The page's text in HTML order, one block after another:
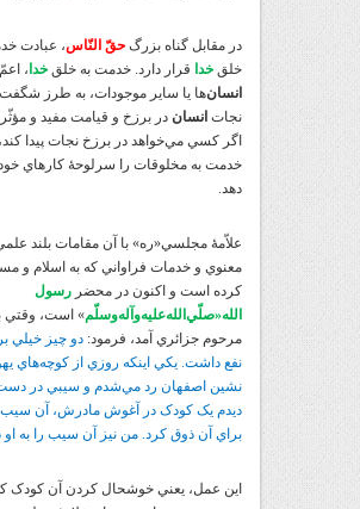
در مقابل گناه بزرگحقّ النّاس، عبادت
خلقخدا قرار دارد. خدمت به خلقخدا ،
انسان‌ها يا ساير موجودات، به طرز
نجات انسان در برزخ و قيامت مفيد و
اگر کسي مي‌خواهد در برزخ نجات پيدا کند،
خدمت به مخلوقات را سرلوحۀ کارهاي خود
دهد.
علاّمۀ مجلسي«ره» با آن مقامات بلند
معنوي و خدمات فراواني که به اسلام و
کرده است و اکنون در محضررسول
الله«صلّي‌الله‌عليه‌و‌آله‌و‌سلّم» است، وقتي
مرحوم جزائري آمد، فرمود:دو چيز خيلي
نفع داشت. يکي اينکه روزي از کوچه‌هاي
نشين اصفهان رد مي‌شدم و سيبي در
ديدم يک کودک در آغوش مادرش، آن سيب
براي آن ذوق کرد. من نيز آن سيب را به او
اين عمل، يعني خوشحال کردن آن کودک